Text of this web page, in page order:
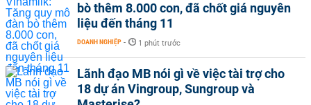
bò thêm 8.000 con, đã chốt giá nguyên
liệu đến tháng 11
DOANH NGHIỆP - 1 phút trước
Lãnh đạo MB nói gì về việc tài trợ cho
18 dự án Vingroup, Sungroup và